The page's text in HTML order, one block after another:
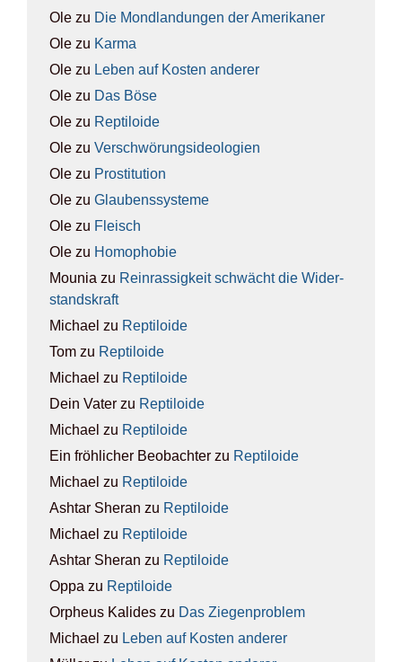
Ole zu Die Mond­lan­dun­gen der Ame­ri­ka­ner
Ole zu Kar­ma
Ole zu Leben auf Kos­ten ande­rer
Ole zu Das Böse
Ole zu Rep­ti­lo­ide
Ole zu Ver­schwö­rungs­ideo­lo­gien
Ole zu Pro­sti­tu­ti­on
Ole zu Glau­bens­sys­te­me
Ole zu Fleisch
Ole zu Homo­pho­bie
Mounia zu Rein­ras­sig­keit schwächt die Wider­
stands­kraft
Michael zu Rep­ti­lo­ide
Tom zu Rep­ti­lo­ide
Michael zu Rep­ti­lo­ide
Dein Vater zu Rep­ti­lo­ide
Michael zu Rep­ti­lo­ide
Ein fröhlicher Beobachter zu Rep­ti­lo­ide
Michael zu Rep­ti­lo­ide
Ashtar Sheran zu Rep­ti­lo­ide
Michael zu Rep­ti­lo­ide
Ashtar Sheran zu Rep­ti­lo­ide
Oppa zu Rep­ti­lo­ide
Orpheus Kalides zu Das Zie­gen­pro­blem
Michael zu Leben auf Kos­ten ande­rer